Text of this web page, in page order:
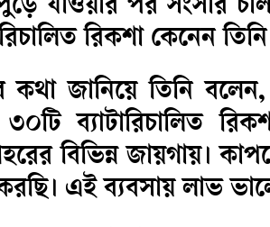
পুড়ে যাওয়ার পর সংসার
রিকশা কেনেন
কথা জানিয়ে তিনি
ব্যাটারিচালিত
বিভিন্ন জায়গায়।
এই ব্যবসায় লাভ